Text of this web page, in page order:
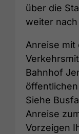
über die
weiter
Anreise mit
Bahnhof
Siehe
Anreise
Vorzeigen